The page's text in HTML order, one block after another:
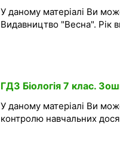
У даному матеріалі Ви
Видавництво "Весна". Рік
ГДЗ Біологія 7 клас.
У даному матеріалі Ви
контролю навчальних